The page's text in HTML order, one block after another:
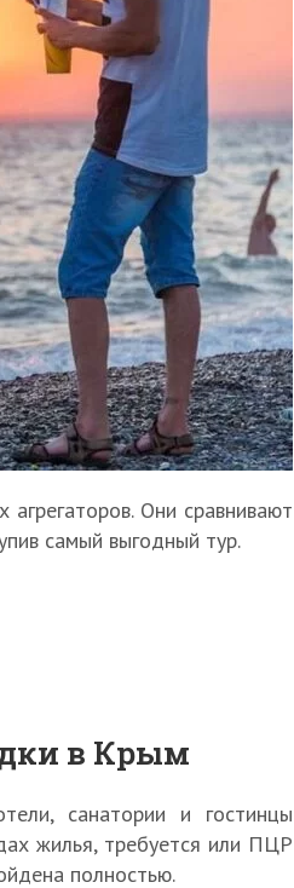
Они сравнивают
самый выгодный тур.
в Крым
санатории и гостинцы
жилья, требуется или ПЦР
полностью.